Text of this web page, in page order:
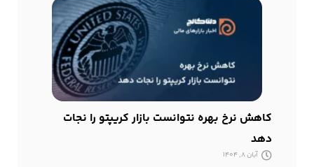
کاهش نرخ بهره نتوانست بازار کریپتو را نجات
دهد
آبان 8, 1404